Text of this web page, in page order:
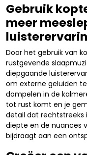
Gebruik
meer
Door het gebruik van
rustgevende
diepgaande
om externe geluiden
dompelen in de
tot rust komt en je
detail dat rechtstreeks
diepte en de nuances
bijdraagt aan een